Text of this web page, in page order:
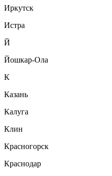
Иркутск
Истра
Й
Йошкар-Ола
К
Казань
Калуга
Клин
Красногорск
Краснодар